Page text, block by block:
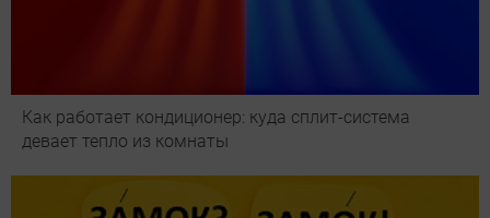
Как работает кондиционер: куда сплит-система
девает тепло из комнаты